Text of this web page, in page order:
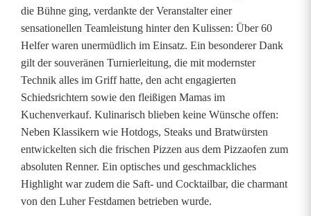
g
b
e
i
m
2
.
die Bühne ging, verdankte der Veranstalter einer
sensationellen Teamleistung hinter den Kulissen: Über 60
Helfer waren unermüdlich im Einsatz. Ein besonderer Dank
gilt der souveränen Turnierleitung, die mit modernster
Technik alles im Griff hatte, den acht engagierten
Schiedsrichtern sowie den fleißigen Mamas im
Kuchenverkauf. Kulinarisch blieben keine Wünsche offen:
Neben Klassikern wie Hotdogs, Steaks und Bratwürsten
entwickelten sich die frischen Pizzen aus dem Pizzaofen zum
absoluten Renner. Ein optisches und geschmackliches
Highlight war zudem die Saft- und Cocktailbar, die charmant
von den Luher Festdamen betrieben wurde.